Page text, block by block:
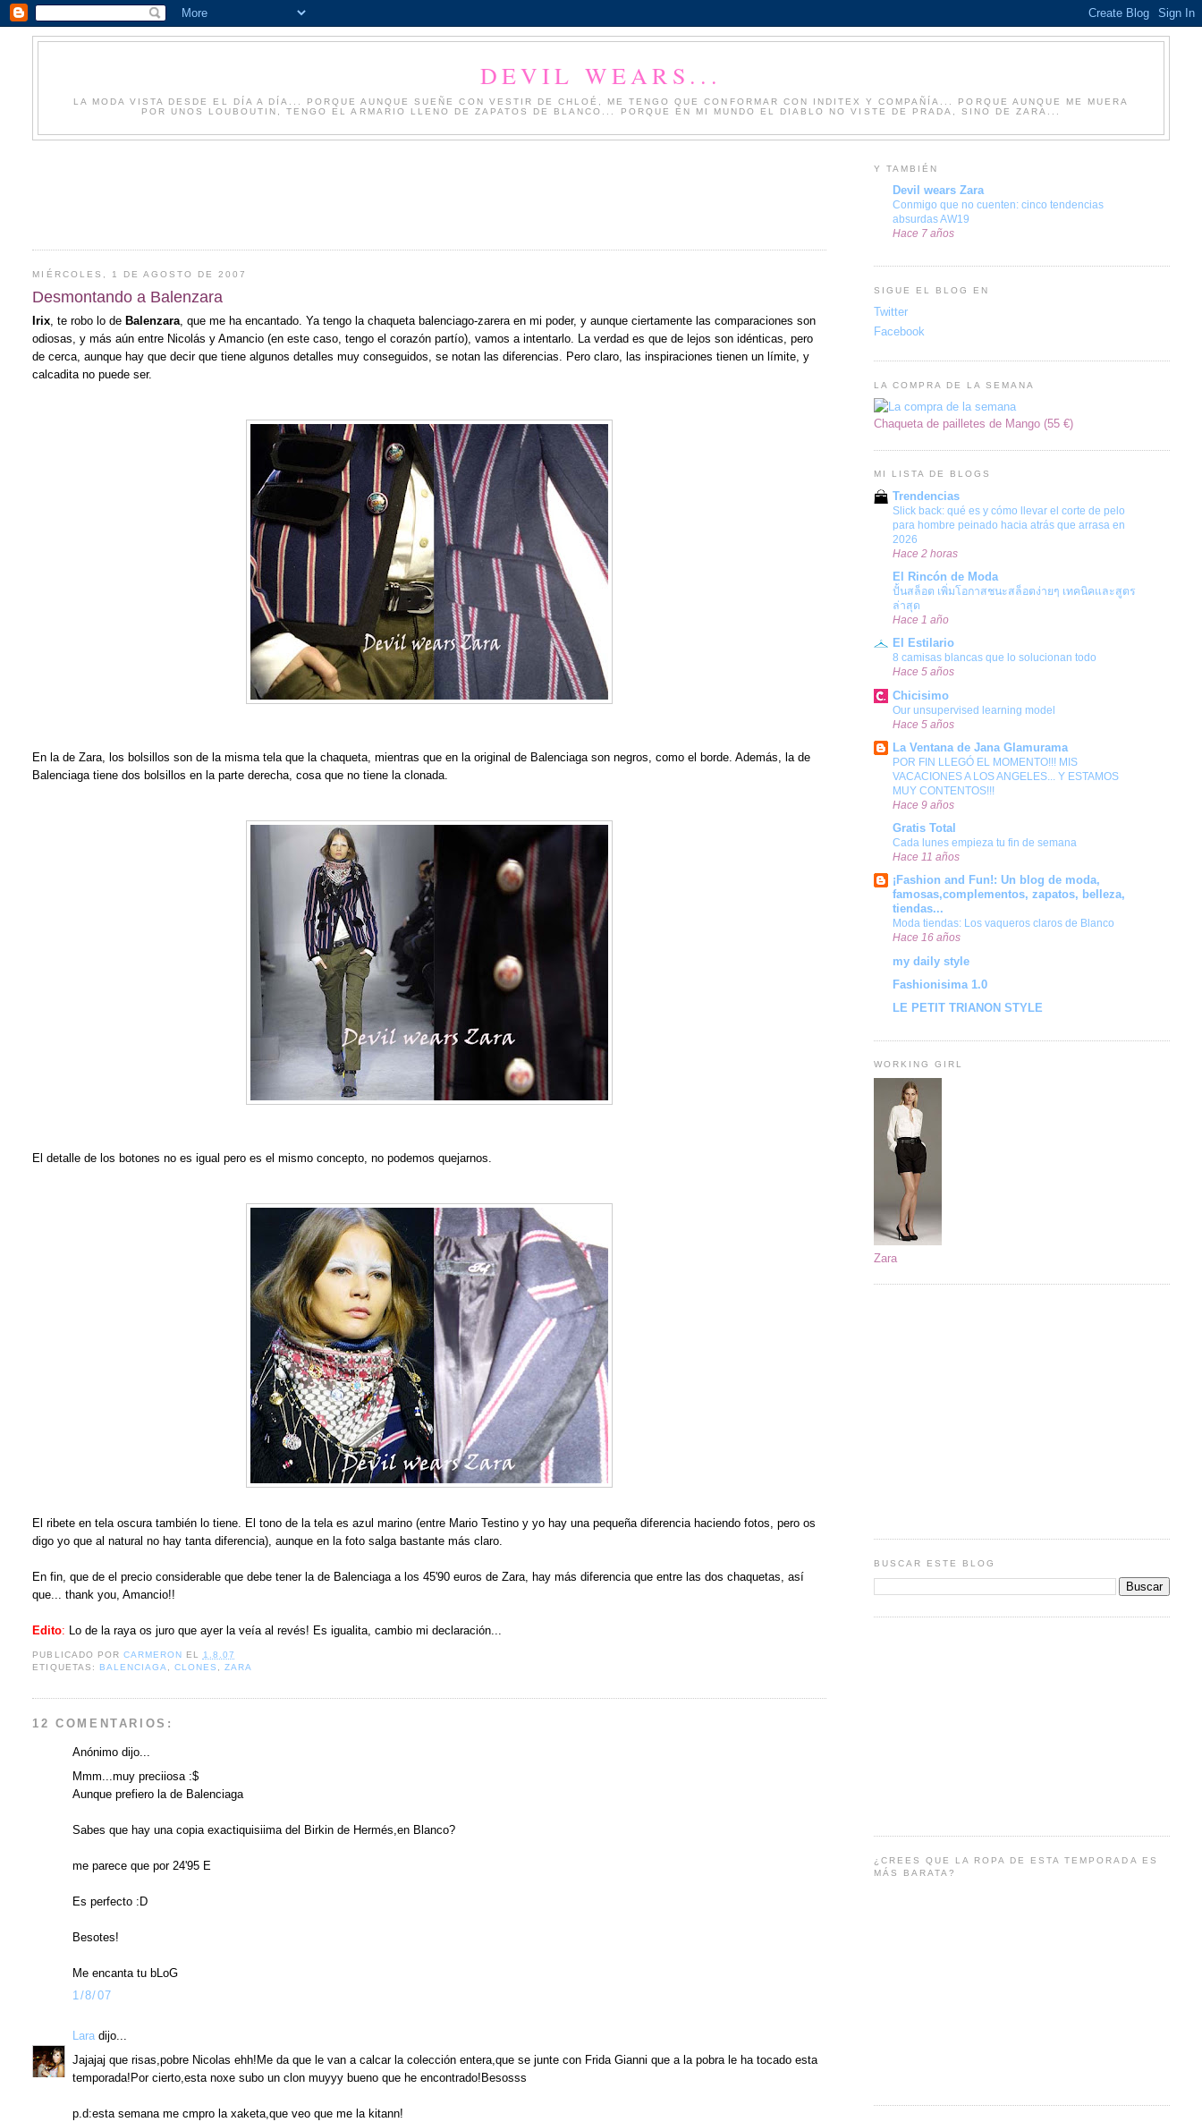
DEVIL WEARS...
LA MODA VISTA DESDE EL DÍA A DÍA... PORQUE AUNQUE SUEÑE CON VESTIR DE CHLOÉ, ME TENGO QUE CONFORMAR CON INDITEX Y COMPAÑÍA... PORQUE AUNQUE ME MUERA
POR UNOS LOUBOUTIN, TENGO EL ARMARIO LLENO DE ZAPATOS DE BLANCO... PORQUE EN MI MUNDO EL DIABLO NO VISTE DE PRADA, SINO DE ZARA...
MIÉRCOLES, 1 DE AGOSTO DE 2007
Desmontando a Balenzara
Irix, te robo lo de Balenzara, que me ha encantado. Ya tengo la chaqueta balenciago-zarera en mi poder, y aunque ciertamente las comparaciones son
odiosas, y más aún entre Nicolás y Amancio (en este caso, tengo el corazón partío), vamos a intentarlo. La verdad es que de lejos son idénticas, pero
de cerca, aunque hay que decir que tiene algunos detalles muy conseguidos, se notan las diferencias. Pero claro, las inspiraciones tienen un límite, y
calcadita no puede ser.
En la de Zara, los bolsillos son de la misma tela que la chaqueta, mientras que en la original de Balenciaga son negros, como el borde. Además, la de
Balenciaga tiene dos bolsillos en la parte derecha, cosa que no tiene la clonada.
El detalle de los botones no es igual pero es el mismo concepto, no podemos quejarnos.
El ribete en tela oscura también lo tiene. El tono de la tela es azul marino (entre Mario Testino y yo hay una pequeña diferencia haciendo fotos, pero os
digo yo que al natural no hay tanta diferencia), aunque en la foto salga bastante más claro.
En fin, que de el precio considerable que debe tener la de Balenciaga a los 45'90 euros de Zara, hay más diferencia que entre las dos chaquetas, así
que... thank you, Amancio!!
Edito: Lo de la raya os juro que ayer la veía al revés! Es igualita, cambio mi declaración...
PUBLICADO POR CARMERON EL
1.8.07
ETIQUETAS:
BALENCIAGA CLONES ZARA
12 COMENTARIOS:
Anónimo dijo...
Mmm...muy preciiosa :$
Aunque prefiero la de Balenciaga
Sabes que hay una copia exactiquisiima del Birkin de Hermés,en Blanco?
me parece que por 24'95 E
Es perfecto :D
Besotes!
Me encanta tu bLoG
1/8/07
Lara dijo...
Jajajaj que risas,pobre Nicolas ehh!Me da que le van a calcar la colección entera,que se junte con Frida Gianni que a la pobra le ha tocado esta
temporada!Por cierto,esta noxe subo un clon muyyy bueno que he encontrado!Besosss
p.d:esta semana me cmpro la xaketa,que veo que me la kitann!
Y TAMBIÉN
Devil wears Zara
Conmigo que no cuenten: cinco tendencias
absurdas AW19
Hace 7 años
SIGUE EL BLOG EN
Twitter
Facebook
LA COMPRA DE LA SEMANA
Chaqueta de pailletes de Mango (55 €)
MI LISTA DE BLOGS
Trendencias
Slick back: qué es y cómo llevar el corte de pelo
para hombre peinado hacia atrás que arrasa en
2026
Hace 2 horas
El Rincón de Moda
ปั้นสล็อต เพิ่มโอกาสชนะสล็อตง่ายๆ เทคนิคและสูตร
ล่าสุด
Hace 1 año
El Estilario
8 camisas blancas que lo solucionan todo
Hace 5 años
Chicisimo
Our unsupervised learning model
Hace 5 años
La Ventana de Jana Glamurama
POR FIN LLEGÓ EL MOMENTO!!! MIS
VACACIONES A LOS ANGELES... Y ESTAMOS
MUY CONTENTOS!!!
Hace 9 años
Gratis Total
Cada lunes empieza tu fin de semana
Hace 11 años
¡Fashion and Fun!: Un blog de moda,
famosas,complementos, zapatos, belleza,
tiendas...
Moda tiendas: Los vaqueros claros de Blanco
Hace 16 años
my daily style
Fashionisima 1.0
LE PETIT TRIANON STYLE
WORKING GIRL
Zara
BUSCAR ESTE BLOG
¿CREES QUE LA ROPA DE ESTA TEMPORADA ES
MÁS BARATA?